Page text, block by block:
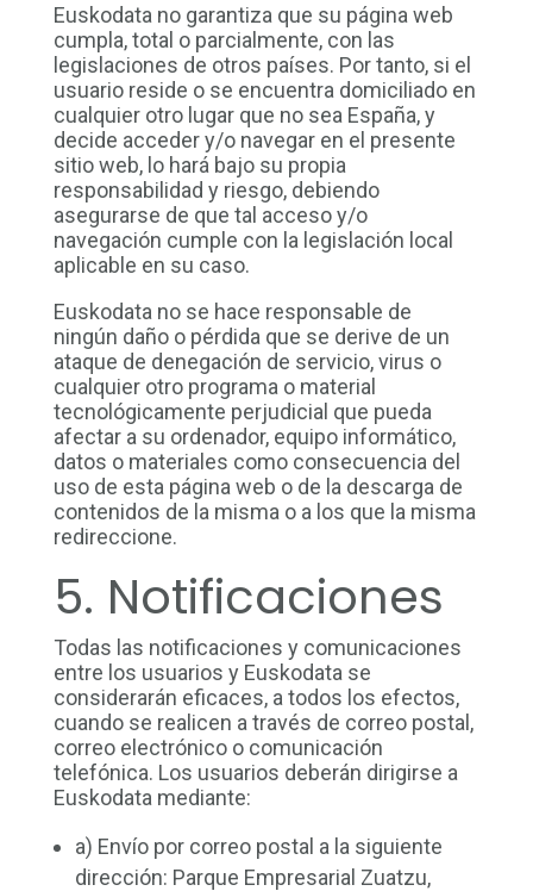
Euskodata no garantiza que su página web
cumpla, total o parcialmente, con las
legislaciones de otros países. Por tanto, si el
usuario reside o se encuentra domiciliado en
cualquier otro lugar que no sea España, y
decide acceder y/o navegar en el presente
sitio web, lo hará bajo su propia
responsabilidad y riesgo, debiendo
asegurarse de que tal acceso y/o
navegación cumple con la legislación local
aplicable en su caso.
Euskodata no se hace responsable de
ningún daño o pérdida que se derive de un
ataque de denegación de servicio, virus o
cualquier otro programa o material
tecnológicamente perjudicial que pueda
afectar a su ordenador, equipo informático,
datos o materiales como consecuencia del
uso de esta página web o de la descarga de
contenidos de la misma o a los que la misma
redireccione.
5. Notificaciones
Todas las notificaciones y comunicaciones
entre los usuarios y Euskodata se
considerarán eficaces, a todos los efectos,
cuando se realicen a través de correo postal,
correo electrónico o comunicación
telefónica. Los usuarios deberán dirigirse a
Euskodata mediante:
a) Envío por correo postal a la siguiente
dirección: Parque Empresarial Zuatzu,